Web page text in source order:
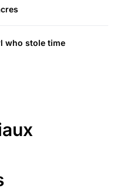
who stole time